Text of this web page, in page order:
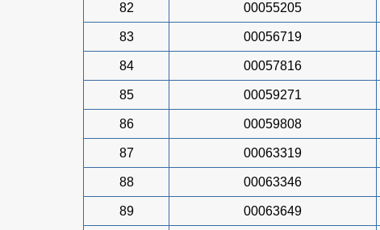
82 00055205
83 00056719
84 00057816
85 00059271
86 00059808
87 00063319
88 00063346
89 00063649